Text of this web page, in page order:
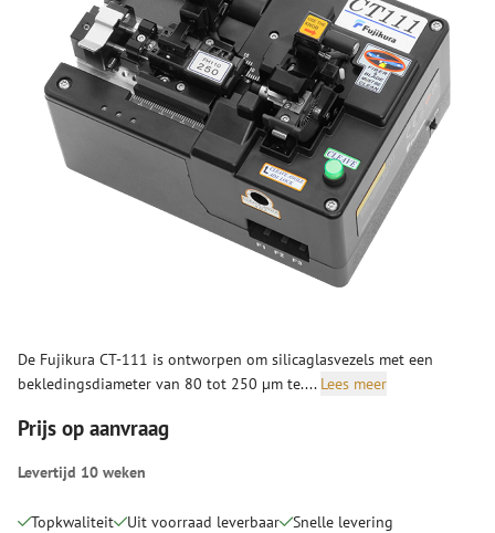
De Fujikura CT-111 is ontworpen om silicaglasvezels met een
bekledingsdiameter van 80 tot 250 µm te.... Lees meer
Prijs op aanvraag
Levertijd 10 weken
Topkwaliteit Uit voorraad leverbaar Snelle levering